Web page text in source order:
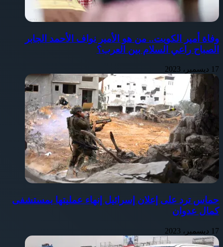
وفاة أمير الكويت.. من هو الأمير نواف الأحمد الجابر
الصباح راعي السلام بين العرب؟
17 ديسمبر، 2023
حماس ترد على إعلان إسرائيل إنهاء عمليتها بمستشفى
كمال عدوان
17 ديسمبر، 2023